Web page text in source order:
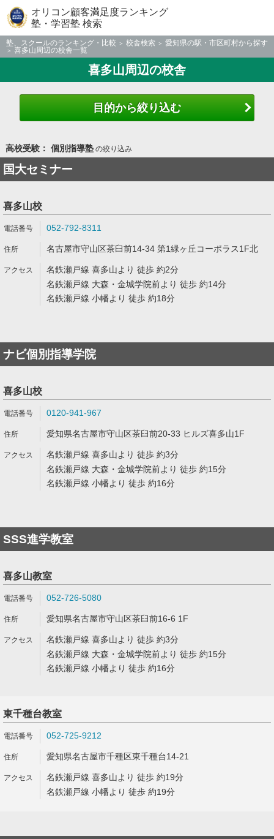
オリコン顧客満足度ランキング
塾・学習塾 検索
塾、スクールのランキング・比較 校舎検索
愛知県の駅・市区町村から探す
喜多山周辺の校舎一覧
喜多山周辺の校舎
目的から絞り込む
高校受験： 個別指導塾の絞り込み
国大セミナー
喜多山校
052-792-8311
名古屋市守山区茶臼前14-34 第1緑ヶ丘コーポラス1F北
名鉄瀬戸線 喜多山より 徒歩 約2分
名鉄瀬戸線 大森・金城学院前より 徒歩 約14分
名鉄瀬戸線 小幡より 徒歩 約18分
ナビ個別指導学院
喜多山校
0120-941-967
愛知県名古屋市守山区茶臼前20-33 ヒルズ喜多山1F
名鉄瀬戸線 喜多山より 徒歩 約3分
名鉄瀬戸線 大森・金城学院前より 徒歩 約15分
名鉄瀬戸線 小幡より 徒歩 約16分
SSS進学教室
喜多山教室
052-726-5080
愛知県名古屋市守山区茶臼前16-6 1F
名鉄瀬戸線 喜多山より 徒歩 約3分
名鉄瀬戸線 大森・金城学院前より 徒歩 約15分
名鉄瀬戸線 小幡より 徒歩 約16分
東千種台教室
052-725-9212
愛知県名古屋市千種区東千種台14-21
名鉄瀬戸線 喜多山より 徒歩 約19分
名鉄瀬戸線 小幡より 徒歩 約19分